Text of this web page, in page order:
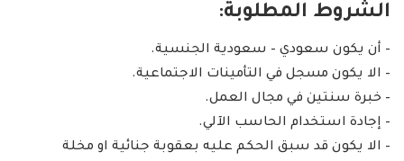
الشروط المطلوبة:
– أن يكون سعودي – سعودية الجنسية.
– الا يكون مسجل في التأمينات الاجتماعية.
– خبرة سنتين في مجال العمل.
– إجادة استخدام الحاسب الآلي.
– الا يكون قد سبق الحكم عليه بعقوبة جنائية او مخلة